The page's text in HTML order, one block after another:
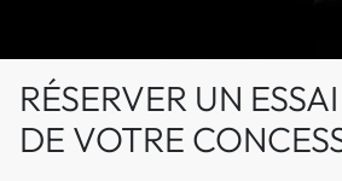
RÉSERVER UN
DE VOTRE